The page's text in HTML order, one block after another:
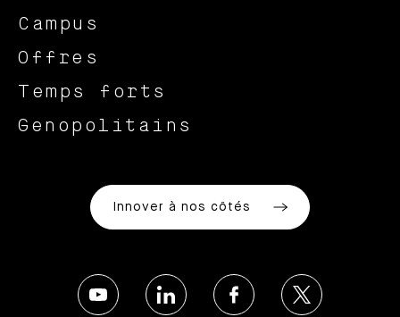
Campus
Offres
Temps forts
Genopolitains
Innover à nos côtés